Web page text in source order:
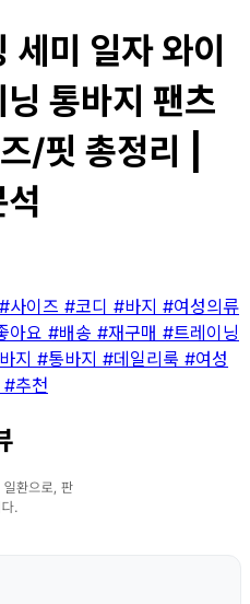
미 일자 와이
통바지 팬츠
/핏 총정리 |
#사이즈 #코디 #바지 #여성의류
아요 #배송 #재구매 #트레이닝
지 #통바지 #데일리룩 #여성
#추천